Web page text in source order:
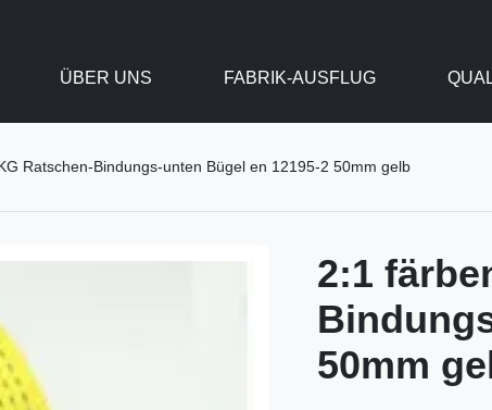
ÜBER UNS FABRIK-AUSFLUG
Ratschen-Bindungs-unten Bügel en 12195-2 50mm gelb
2:1
50mm